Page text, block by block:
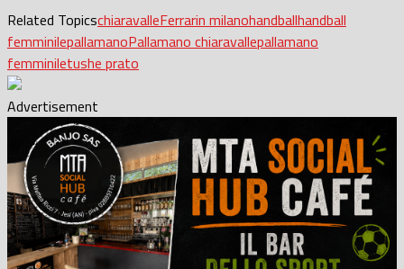
Related TopicschiaravalleFerrarin milanohandballhandball
femminilepallamanoPallamano chiaravallepallamano
femminiletushe prato
Advertisement